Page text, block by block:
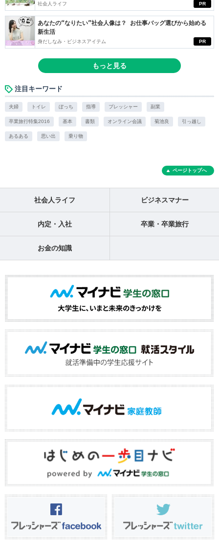
PR
社会人ライフ
PR
あなたの“なりたい”社会人像は？ お仕事バッグ選びから始める
新生活
身だしなみ・ビジネスアイテム
もっと見る
注目キーワード
夫婦 トイレ ぼっち 指導 プレッシャー 副業
卒業旅行特集2016 基本 書類 オンライン会議 菊池良 引っ越し
あるある 思い出 乗り物
ページトップへ
社会人ライフ ビジネスマナー
内定・入社 卒業・卒業旅行
お金の知識